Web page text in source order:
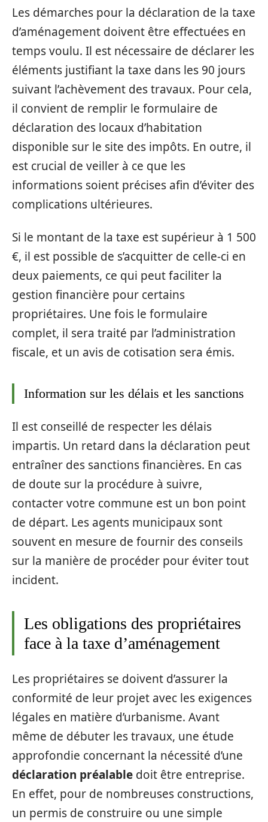
Les démarches pour la déclaration de la taxe
d’aménagement doivent être effectuées en
temps voulu. Il est nécessaire de déclarer les
éléments justifiant la taxe dans les 90 jours
suivant l’achèvement des travaux. Pour cela,
il convient de remplir le formulaire de
déclaration des locaux d’habitation
disponible sur le site des impôts. En outre, il
est crucial de veiller à ce que les
informations soient précises afin d’éviter des
complications ultérieures.
Si le montant de la taxe est supérieur à 1 500
€, il est possible de s’acquitter de celle-ci en
deux paiements, ce qui peut faciliter la
gestion financière pour certains
propriétaires. Une fois le formulaire
complet, il sera traité par l’administration
fiscale, et un avis de cotisation sera émis.
Information sur les délais et les sanctions
Il est conseillé de respecter les délais
impartis. Un retard dans la déclaration peut
entraîner des sanctions financières. En cas
de doute sur la procédure à suivre,
contacter votre commune est un bon point
de départ. Les agents municipaux sont
souvent en mesure de fournir des conseils
sur la manière de procéder pour éviter tout
incident.
Les obligations des propriétaires
face à la taxe d’aménagement
Les propriétaires se doivent d’assurer la
conformité de leur projet avec les exigences
légales en matière d’urbanisme. Avant
même de débuter les travaux, une étude
approfondie concernant la nécessité d’une
déclaration préalable doit être entreprise.
En effet, pour de nombreuses constructions,
un permis de construire ou une simple